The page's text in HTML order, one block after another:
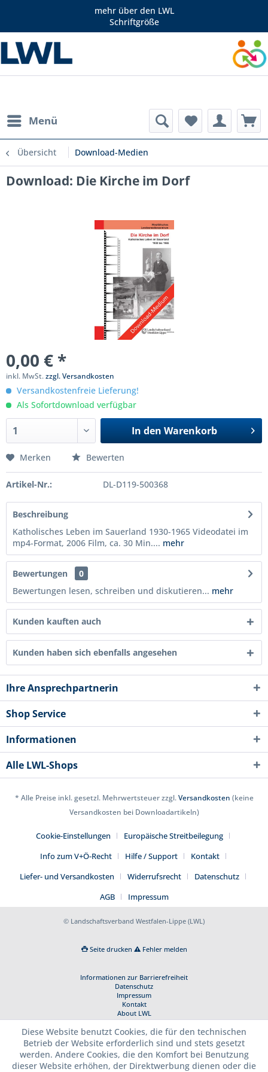
mehr über den LWL
Schriftgröße
Menü
Übersicht Download-Medien
Download: Die Kirche im Dorf
0,00 € *
inkl. MwSt.zzgl. Versandkosten
Versandkostenfreie Lieferung!
Als Sofortdownload verfügbar
In den Warenkorb
Merken Bewerten
Artikel-Nr.: DL-D119-500368
Beschreibung
Katholisches Leben im Sauerland 1930-1965 Videodatei im
mp4-Format, 2006 Film, ca. 30 Min.... mehr
Bewertungen
0
Bewertungen lesen, schreiben und diskutieren... mehr
Kunden kauften auch
Kunden haben sich ebenfalls angesehen
Ihre Ansprechpartnerin
Shop Service
Informationen
Alle LWL-Shops
* Alle Preise inkl. gesetzl. Mehrwertsteuer zzgl.Versandkosten (keine
Versandkosten bei Downloadartikeln)
Cookie-Einstellungen
Europäische Streitbeilegung
Info zum V+Ö-Recht
Hilfe / Support
Kontakt
Liefer- und Versandkosten
Widerrufsrecht
Datenschutz
AGB
Impressum
© Landschaftsverband Westfalen-Lippe (LWL)
Seite drucken Fehler melden
Informationen zur Barrierefreiheit
Datenschutz
Impressum
Kontakt
About LWL
Diese Website benutzt Cookies, die für den technischen
Betrieb der Website erforderlich sind und stets gesetzt
werden. Andere Cookies, die den Komfort bei Benutzung
dieser Website erhöhen, der Direktwerbung dienen oder die